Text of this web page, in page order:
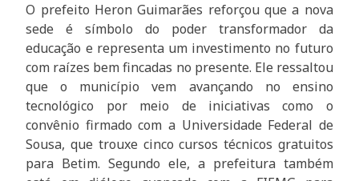
O prefeito Heron Guimarães reforçou que a nova
sede é símbolo do poder transformador da
educação e representa um investimento no futuro
com raízes bem fincadas no presente. Ele ressaltou
que o município vem avançando no ensino
tecnológico por meio de iniciativas como o
convênio firmado com a Universidade Federal de
Sousa, que trouxe cinco cursos técnicos gratuitos
para Betim. Segundo ele, a prefeitura também